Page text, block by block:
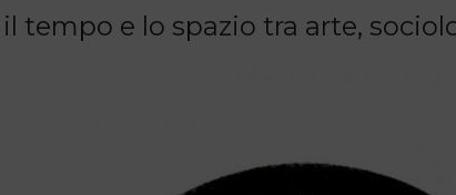
tempo e lo spazio tra arte,